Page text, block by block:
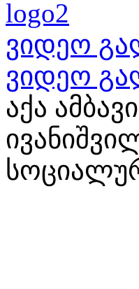
ვიდეო
ვიდეო
აქა